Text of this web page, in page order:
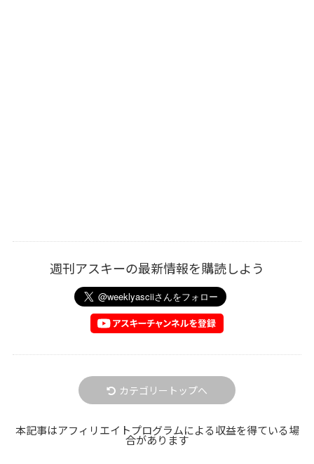
週刊アスキーの最新情報を購読しよう
カテゴリートップへ
本記事はアフィリエイトプログラムによる収益を得ている場
合があります